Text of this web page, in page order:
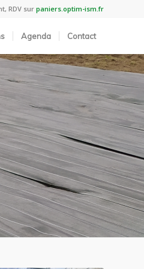
RDV sur paniers.optim-ism.fr
Agenda Contact